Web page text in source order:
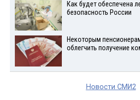
Как будет обеспечена
безопасность России
Некоторым
облегчить получение
Новости СМИ2